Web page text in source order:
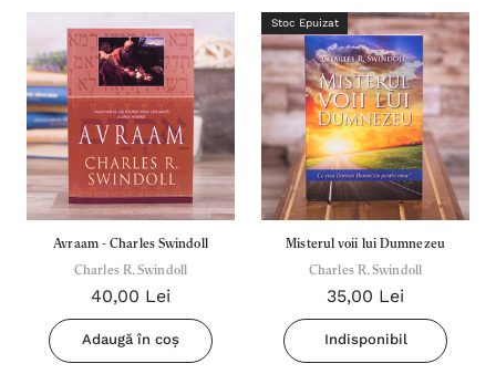
Avraam - Charles Swindoll
Charles R. Swindoll
40,00 Lei
Adaugă în coș
Stoc Epuizat
Misterul voii lui Dumnezeu
Charles R. Swindoll
35,00 Lei
Indisponibil